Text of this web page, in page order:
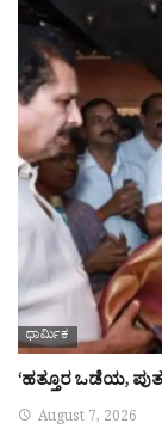
ಧಾರ್ಮಿಕ
‘ಹತ್ತೂರ ಒಡೆಯ,
August 7, 2026